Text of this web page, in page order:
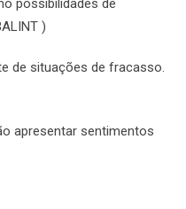
possibilidades de
)
de situações de fracasso.
apresentar sentimentos